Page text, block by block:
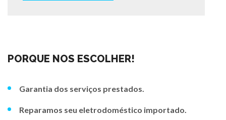
PORQUE NOS ESCOLHER!
Garantia dos serviços prestados.
Reparamos seu eletrodoméstico importado.